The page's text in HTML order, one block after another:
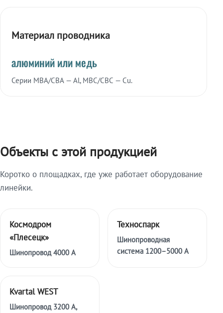
Материал проводника
алюминий или медь
Серии МВА/СВА — Al, МВС/СВС — Cu.
Объекты с этой продукцией
Коротко о площадках, где уже работает оборудование
линейки.
Космодром
«Плесецк»
Шинопровод 4000 А
Техноспарк
Шинопроводная
система 1200–5000 А
Kvartal WEST
Шинопровод 3200 А,